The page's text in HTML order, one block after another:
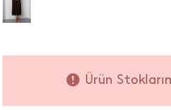
Ürün